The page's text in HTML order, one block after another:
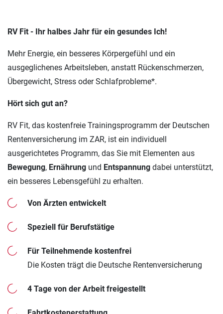
RV Fit - Ihr halbes Jahr für ein gesundes Ich!
Mehr Energie, ein besseres Körpergefühl und ein
ausgeglichenes Arbeitsleben, anstatt Rückenschmerzen,
Übergewicht, Stress oder Schlafprobleme*.
Hört sich gut an?
RV Fit, das kostenfreie Trainingsprogramm der Deutschen
Rentenversicherung im ZAR, ist ein individuell
ausgerichtetes Programm, das Sie mit Elementen aus
Bewegung, Ernährung und Entspannung dabei unterstützt,
ein besseres Lebensgefühl zu erhalten.
Von Ärzten entwickelt
Speziell für Berufstätige
Für Teilnehmende kostenfrei
Die Kosten trägt die Deutsche Rentenversicherung
4 Tage von der Arbeit freigestellt